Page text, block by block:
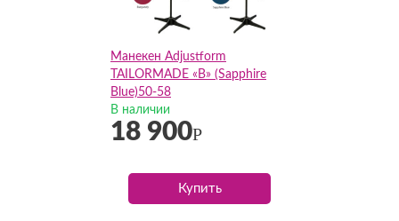
Манекен Adjustform
TAILORMADE «B» (Sapphire
Blue)50-58
В наличии
18 900Р
Купить